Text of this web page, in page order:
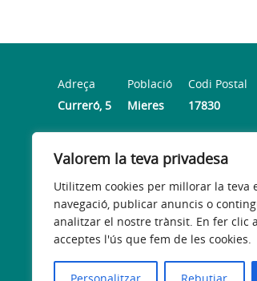
Valorem la teva privadesa
Utilitzem cookies per millorar la teva
navegació, publicar anuncis o
analitzar el nostre trànsit. En fer clic
acceptes l'ús que fem de les cookies.
Adreça
Curreró, 5
Població
Mieres
Codi Postal
17830
Horari
Dilluns, dimecres i divendres: 9.30
Avís legal Política de privacitat